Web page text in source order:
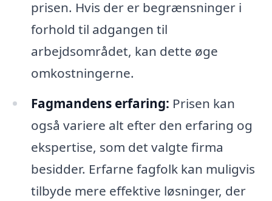
prisen. Hvis der er begrænsninger i
forhold til adgangen til
arbejdsområdet, kan dette øge
omkostningerne.
Fagmandens erfaring: Prisen kan
også variere alt efter den erfaring og
ekspertise, som det valgte firma
besidder. Erfarne fagfolk kan muligvis
tilbyde mere effektive løsninger, der